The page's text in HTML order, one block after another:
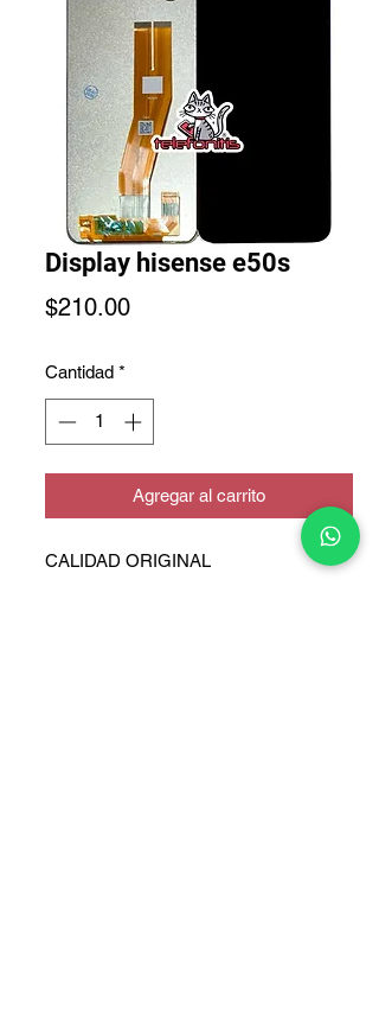
Display hisense e50s
$210.00Precio
Cantidad *
Agregar al carrito
CALIDAD ORIGINAL